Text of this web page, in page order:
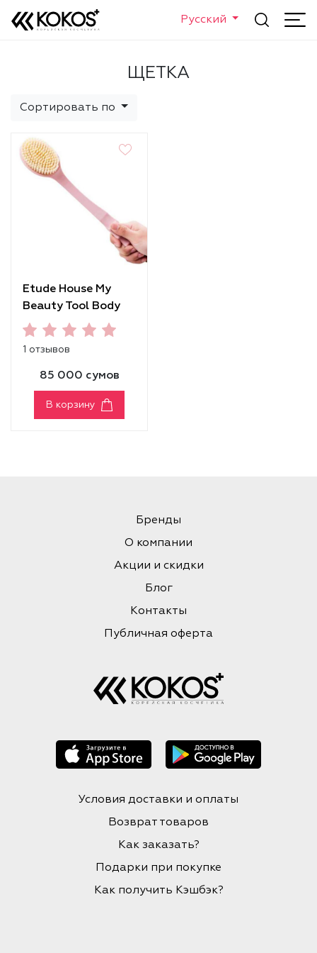
Русский
ЩЕТКА
Сортировать по
Etude House My
Beauty Tool Body
Brush
1 отзывов
85 000 сумов
В корзину
Бренды
О компании
Акции и скидки
Блог
Контакты
Публичная оферта
Условия доставки и оплаты
Возврат товаров
Как заказать?
Подарки при покупке
Как получить Кэшбэк?